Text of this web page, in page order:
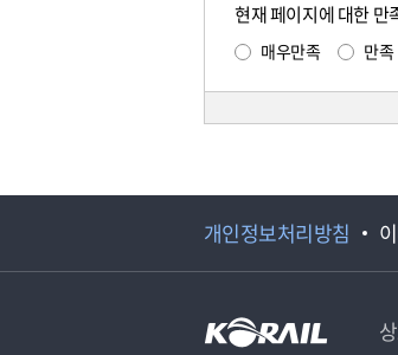
현재 페이지에 대한 만
매우만족 만족
개인정보처리방침